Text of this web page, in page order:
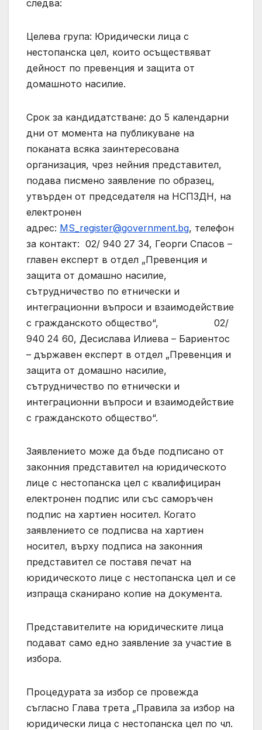
следва:
Целева група: Юридически лица с
нестопанска цел, които осъществяват
дейност по превенция и защита от
домашното насилие.
Срок за кандидатстване: до 5 календарни
дни от момента на публикуване на
поканата всяка заинтересована
организация, чрез нейния представител,
подава писмено заявление по образец,
утвърден от председателя на НСПЗДН, на
електронен
адрес: MS_register@government.bg, телефон
за контакт: 02/ 940 27 34, Георги Спасов –
главен експерт в отдел „Превенция и
защита от домашно насилие,
сътрудничество по етнически и
интеграционни въпроси и взаимодействие
с гражданското общество“, 02/
940 24 60, Десислава Илиева – Бариентос
– държавен експерт в отдел „Превенция и
защита от домашно насилие,
сътрудничество по етнически и
интеграционни въпроси и взаимодействие
с гражданското общество“.
Заявлението може да бъде подписано от
законния представител на юридическото
лице с нестопанска цел с квалифициран
електронен подпис или със саморъчен
подпис на хартиен носител. Когато
заявлението се подписва на хартиен
носител, върху подписа на законния
представител се поставя печат на
юридическото лице с нестопанска цел и се
изпраща сканирано копие на документа.
Представителите на юридическите лица
подават само едно заявление за участие в
избора.
Процедурата за избор се провежда
съгласно Глава трета „Правила за избор на
юридически лица с нестопанска цел по чл.